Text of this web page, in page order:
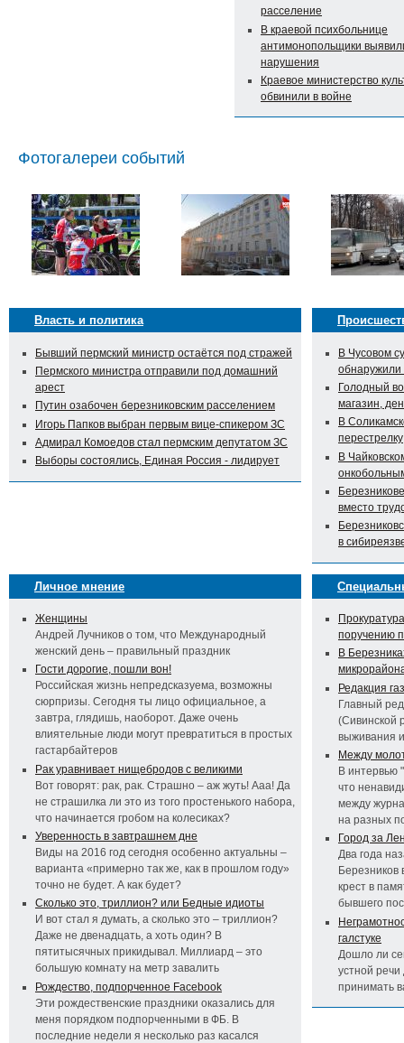
расселение
В краевой психбольнице
антимонопольщики
нарушения
Краевое министерство
обвинили в войне
Фотогалереи событий
Власть и политика
Бывший пермский министр остаётся под стражей
Пермского министра отправили под домашний
арест
Путин озабочен березниковским расселением
Игорь Папков выбран первым вице-спикером ЗС
Адмирал Комоедов стал пермским депутатом ЗС
Выборы состоялись, Единая Россия - лидирует
В Чусовом
Голодный
магазин,
В
перестрелку
В
вместо
в
Личное мнение
Женщины
Андрей Лучников о том, что Международный
женский день – правильный праздник
Гости дорогие, пошли вон!
Российская жизнь непредсказуема, возможны
сюрпризы. Сегодня ты лицо официальное, а
завтра, глядишь, наоборот. Даже очень
влиятельные люди могут превратиться в простых
гастарбайтеров
Рак уравнивает нищебродов с великими
Вот говорят: рак, рак. Страшно – аж жуть! Ааа! Да
не страшилка ли это из того простенького набора,
что начинается гробом на колесиках?
Уверенность в завтрашнем дне
Виды на 2016 год сегодня особенно актуальны –
варианта «примерно так же, как в прошлом году»
точно не будет. А как будет?
Сколько это, триллион? или Бедные идиоты
И вот стал я думать, а сколько это – триллион?
Даже не двенадцать, а хоть один? В
пятитысячных прикидывал. Миллиард – это
большую комнату на метр завалить
Рождество, подпорченное Facebook
Эти рождественские праздники оказались для
меня порядком подпорченными в ФБ. В
последние недели я несколько раз касался
поручению
В
Редакция
Главный
(Сивинской
выживания
Между
В интервью
что
между
на разных
Город за
Два года
Березников
крест в
бывшего
галстуке
Дошло ли
устной речи
принимать